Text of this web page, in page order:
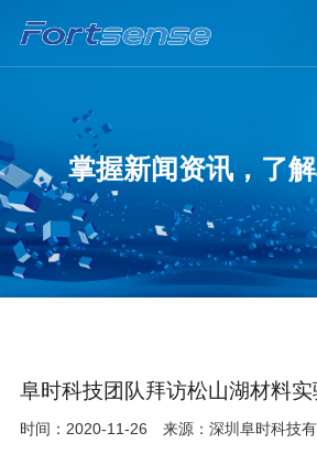
掌握新闻资讯，了
阜时科技团队拜访松山湖材料实
时间：2020-11-26 来源：深圳阜时科技有